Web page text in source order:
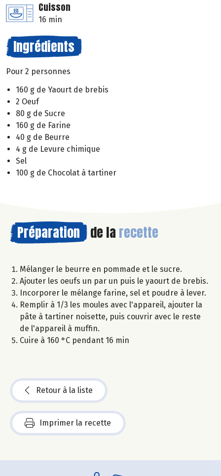
Cuisson
16 min
Ingrédients
Pour 2 personnes
160 g de Yaourt de brebis
2 Oeuf
80 g de Sucre
160 g de Farine
40 g de Beurre
4 g de Levure chimique
Sel
100 g de Chocolat à tartiner
Préparation de la recette
Mélanger le beurre en pommade et le sucre.
Ajouter les oeufs un par un puis le yaourt de brebis.
Incorporer le mélange farine, sel et poudre à lever.
Remplir à 1/3 les moules avec l'appareil, ajouter la
pâte à tartiner noisette, puis couvrir avec le reste
de l'appareil à muffin.
Cuire à 160 °C pendant 16 min
Retour à la liste
Imprimer la recette